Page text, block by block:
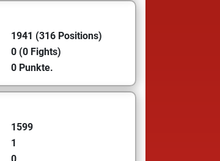
1941 (316 Positions)
0 (0 Fights)
0 Punkte.
1599
1